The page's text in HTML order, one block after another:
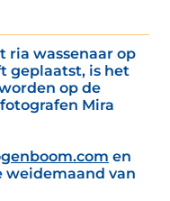
ria wassenaar op
geplaatst, is het
op de
Mira
en
van